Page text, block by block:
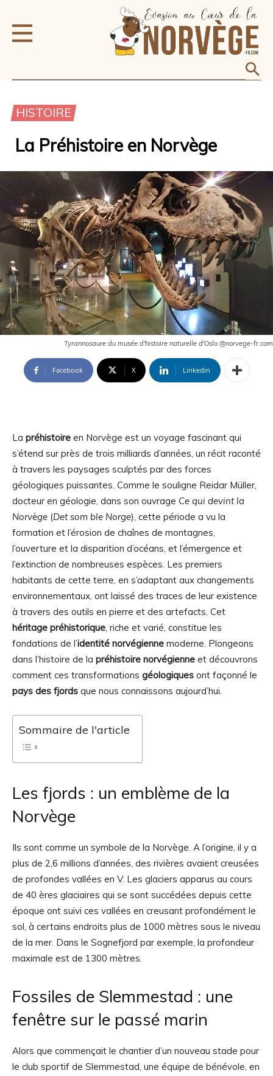
HISTOIRE
La Préhistoire en Norvège
Tyrannosaure du musée d'histoire naturelle d'Oslo @norvege-fr.com
Facebook X Linkedin
La préhistoire en Norvège est un voyage fascinant qui
s’étend sur près de trois milliards d’années, un récit raconté
à travers les paysages sculptés par des forces
géologiques puissantes. Comme le souligne Reidar Müller,
docteur en géologie, dans son ouvrage Ce qui devint la
Norvège (Det som ble Norge), cette période a vu la
formation et l’érosion de chaînes de montagnes,
l’ouverture et la disparition d’océans, et l’émergence et
l’extinction de nombreuses espèces. Les premiers
habitants de cette terre, en s’adaptant aux changements
environnementaux, ont laissé des traces de leur existence
à travers des outils en pierre et des artefacts. Cet
héritage préhistorique, riche et varié, constitue les
fondations de l’identité norvégienne moderne. Plongeons
dans l’histoire de la préhistoire norvégienne et découvrons
comment ces transformations géologiques ont façonné le
pays des fjords que nous connaissons aujourd’hui.
Sommaire de l'article
Les fjords : un emblème de la
Norvège
Ils sont comme un symbole de la Norvège. A l’origine, il y a
plus de 2,6 millions d’années, des rivières avaient creusées
de profondes vallées en V. Les glaciers apparus au cours
de 40 ères glaciaires qui se sont succédées depuis cette
époque ont suivi ces vallées en creusant profondément le
sol, à certains endroits plus de 1000 mètres sous le niveau
de la mer. Dans le Sognefjord par exemple, la profondeur
maximale est de 1300 mètres.
Fossiles de Slemmestad : une
fenêtre sur le passé marin
Alors que commençait le chantier d’un nouveau stade pour
le club sportif de Slemmestad, une équipe de bénévole, en